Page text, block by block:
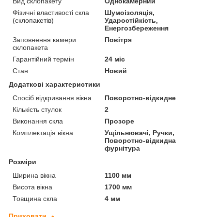
Фізичні властивості скла
(склопакетів)
Шумоізоляція,
Ударостійкість,
Енергозбереження
Заповнення камери
склопакета
Повітря
Гарантійний термін
24 міс
Стан
Новий
Додаткові характеристики
Спосіб відкривання вікна
Поворотно-відкидне
Кількість стулок
2
Виконання скла
Прозоре
Комплектація вікна
Ущільнювачі, Ручки,
Поворотно-відкидна
фурнітура
Розміри
Ширина вікна
1100 мм
Висота вікна
1700 мм
Товщина скла
4 мм